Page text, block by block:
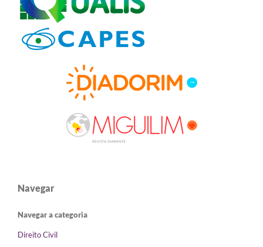
Navegar
Navegar a categoria
Direito Civil